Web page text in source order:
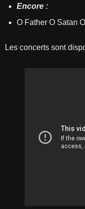
Encore :
O Father O Satan
Les concerts sont